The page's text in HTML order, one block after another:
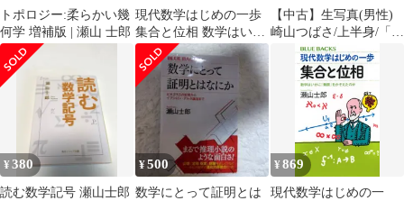
トポロジー:柔らかい幾
何学 増補版 | 瀬山 士郎
現代数学はじめの一歩
集合と位相 数学はいか
に「無限」をかぞえた
のか (ブルーバックス)
／瀬山 士郎
【中古】生写真(男性)
崎山つばさ/上半身/「崎
山つばさ ビジュアルボ
ーイ 限定ブロマイド 第
2弾」セブンイレブン
ブロマイドプリント
¥380
読む数学記号 瀬山士郎
¥500
数学にとって証明とは
¥869
現代数学はじめの一